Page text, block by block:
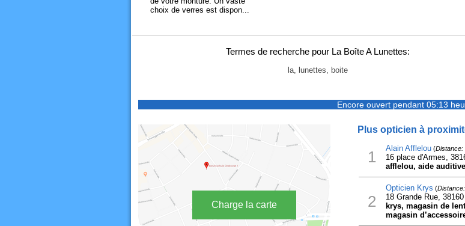
choix de verres est dispon...
Termes de recherche pour La Boîte A Lunettes:
la, lunettes, boite
Encore ouvert pendant 05:13
Charge la carte
Plus opticien à
1 Alain Afflelou(Distance:
16 place d'Armes,
afflelou, aide
2
Opticien Krys (
18 Grande Rue,
krys, magasin de
magasin